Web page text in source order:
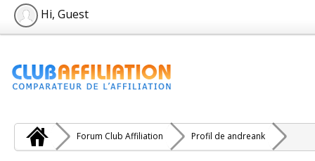
Hi, Guest
Forum Club Affiliation Profil de andreank